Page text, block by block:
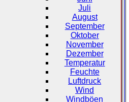
Juli
August
September
Oktober
November
Dezember
Temperatur
Feuchte
Luftdruck
Wind
Windböen